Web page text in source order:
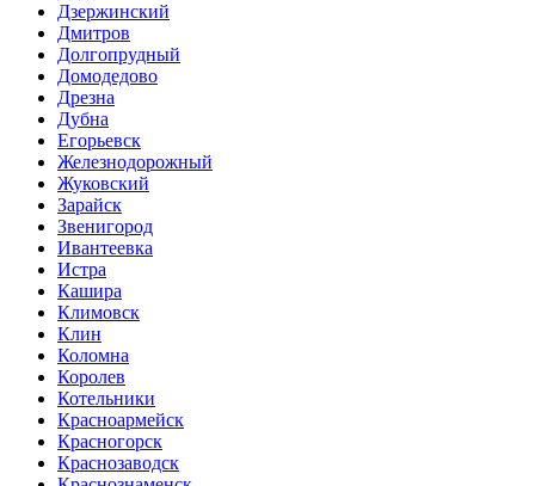
Дзержинский
Дмитров
Долгопрудный
Домодедово
Дрезна
Дубна
Егорьевск
Железнодорожный
Жуковский
Зарайск
Звенигород
Ивантеевка
Истра
Кашира
Климовск
Клин
Коломна
Королев
Котельники
Красноармейск
Красногорск
Краснозаводск